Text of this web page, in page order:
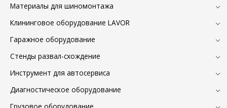
Материалы для шиномонтажа
Клининговое оборудование LAVOR
Гаражное оборудование
Стенды развал-схождение
Инструмент для автосервиса
Диагностическое оборудование